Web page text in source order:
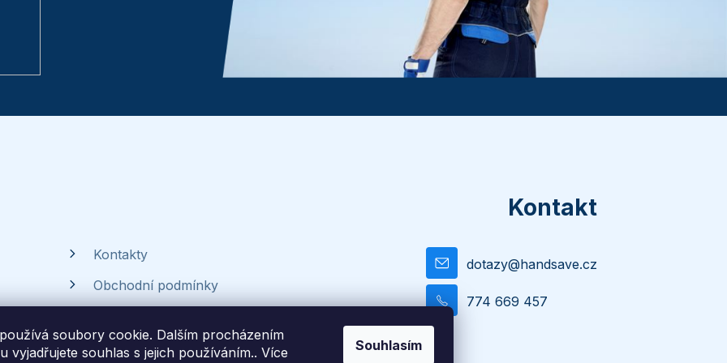
soubory cookie. Dalším procházením
vyjadřujete souhlas s jejich používáním.. Více
Souhlasím
Kontakty
Obchodní podmínky
Časté dotazy
Kontakt
dotazy@handsave.cz
774 669 457